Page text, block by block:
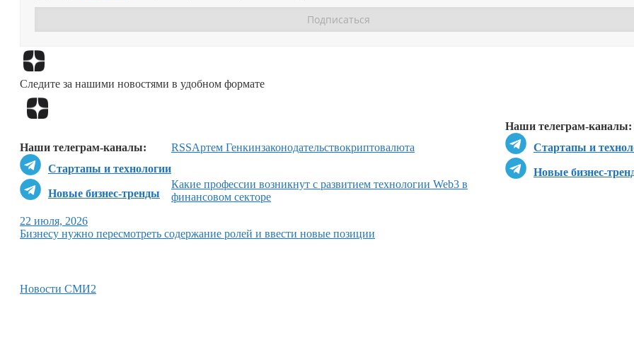
Следите за нашими новостями в удобном формате
Наши телеграм-каналы:
Стартапы и
Новые бизнес-
Наши телеграм-каналы:
Стартапы и технологии
Новые бизнес-тренды
RSSАртем Генкинзаконодательствокриптовалюта
Какие профессии возникнут с развитием технологии Web3 в
финансовом секторе
22 июля, 2026
Бизнесу нужно пересмотреть содержание ролей и ввести новые позиции
Новости СМИ2